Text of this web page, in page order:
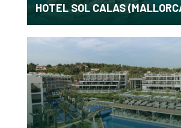
HOTEL SOL CALAS